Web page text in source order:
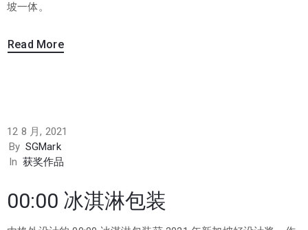
坡一体。
Read More
12 8 月, 2021
By SGMark
In 获奖作品
00:00 冰淇淋包装